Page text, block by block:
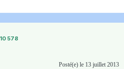
10 578
Posté(e) le 13 juillet 2013